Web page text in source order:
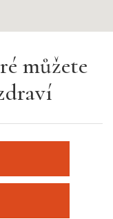
můžete